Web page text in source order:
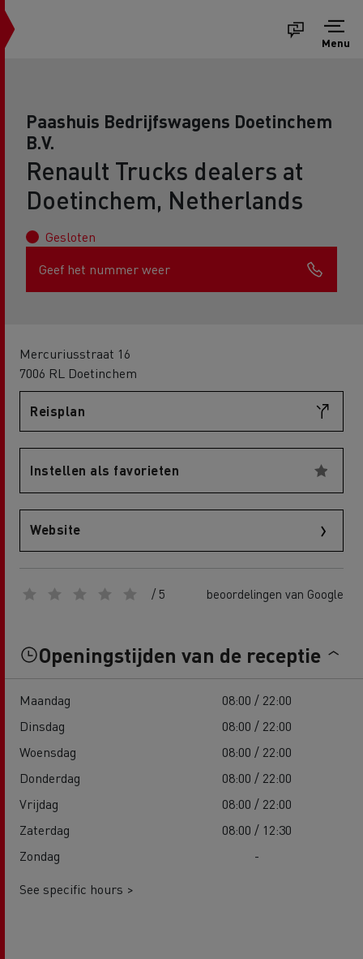
Menu
Paashuis Bedrijfswagens Doetinchem
B.V.
Renault Trucks dealers at
Doetinchem, Netherlands
Gesloten
Geef het nummer weer
Mercuriusstraat 16
7006 RL Doetinchem
Reisplan
Instellen als favorieten
Website
/ 5 beoordelingen van Google
Openingstijden van de receptie
Maandag
08:00 / 22:00
Dinsdag
08:00 / 22:00
Woensdag
08:00 / 22:00
Donderdag
08:00 / 22:00
Vrijdag
08:00 / 22:00
Zaterdag
08:00 / 12:30
Zondag
-
See specific hours >